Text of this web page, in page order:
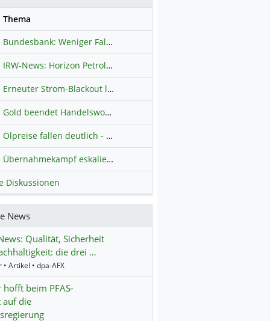
Thema
Bundesbank: Weniger Falschgeld in Deutschland
IRW-News: Horizon Petroleum Ltd. : Horizon Petroleum beginnt mit der Testförderung im Projekt Lachowice in Polen und schließt die Platzierung einer überzeichneten Wandelanleihe ab
Erneuter Strom-Blackout legt ganz Kuba lahm
Gold beendet Handelswoche mit Knall: Barrick Mining – Ist diese Aktie wieder ein Kauf?
Ölpreise fallen deutlich - Fortschritte zwischen USA und Iran belasten
Übernahmekampf eskaliert: Wird die Commerzbank italienisch?
Diskussionen
News
Qualität, Sicherheit
die drei …
Artikel • dpa-AFX
hofft beim PFAS-
auf die